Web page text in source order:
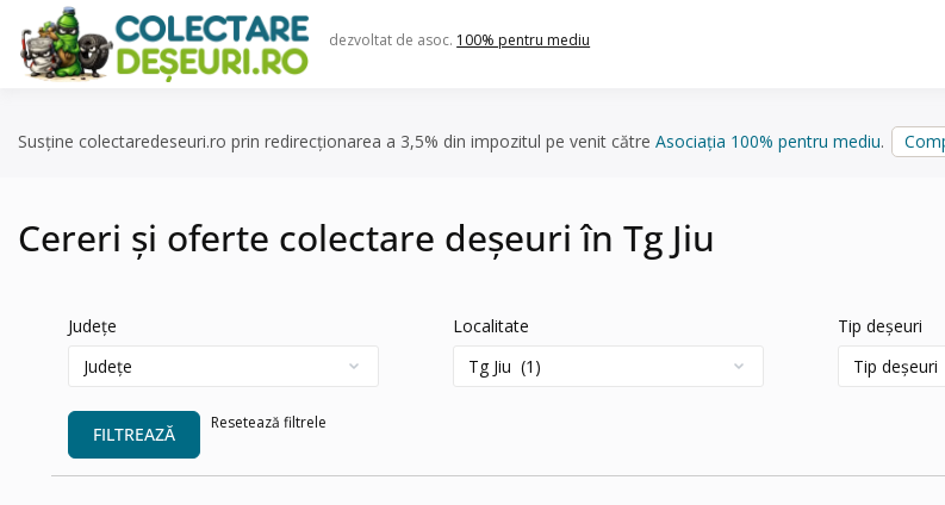
content
dezvoltat de asoc. 100% pentru mediu
Susține colectaredeseuri.ro prin redirecționarea a 3,5% din impozitul pe venit către Asociația 100% pentru mediu.
Cereri și oferte colectare deșeuri în Tg Jiu
Județe Localitate Tip deșeuri
FILTREAZĂ
Resetează filtrele